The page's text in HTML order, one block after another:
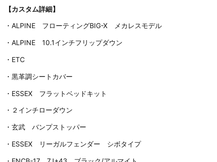
【カスタム詳細】
・ALPINE フローティングBIG-X メカレスモデル
・ALPINE 10.1インチフリップダウン
・ETC
・黒革調シートカバー
・ESSEX フラットベッドキット
・２インチローダウン
・玄武 バンプストッパー
・ESSEX リーガルフェンダー シボタイプ